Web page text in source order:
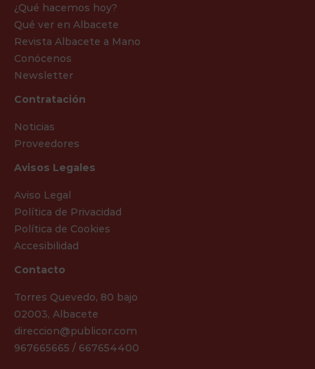
¿Qué hacemos hoy?
Qué ver en Albacete
Revista Albacete a Mano
Conócenos
Newsletter
Contratación
Noticias
Proveedores
Avisos Legales
Aviso Legal
Política de Privacidad
Política de Cookies
Accesibilidad
Contacto
Torres Quevedo, 80 bajo
02003, Albacete
direccion@publicor.com
967665665 / 667654400